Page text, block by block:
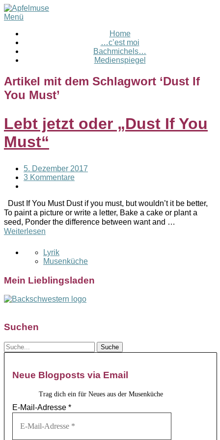
Menü
Home
…c’est moi
Bachmichels…
Medienspiegel
Artikel mit dem Schlagwort ‘Dust If
You Must’
Lebt jetzt oder „Dust If You
Must“
5. Dezember 2017
3 Kommentare
Dust If You Must Dust if you must, but wouldn’t it be better,
To paint a picture or write a letter, Bake a cake or plant a
seed, Ponder the difference between want and …
Weiterlesen
Lyrik
Musenküche
Mein Lieblingsladen
Suchen
Neue Blogposts via Email
Trag dich ein für Neues aus der Musenküche
E-Mail-Adresse *